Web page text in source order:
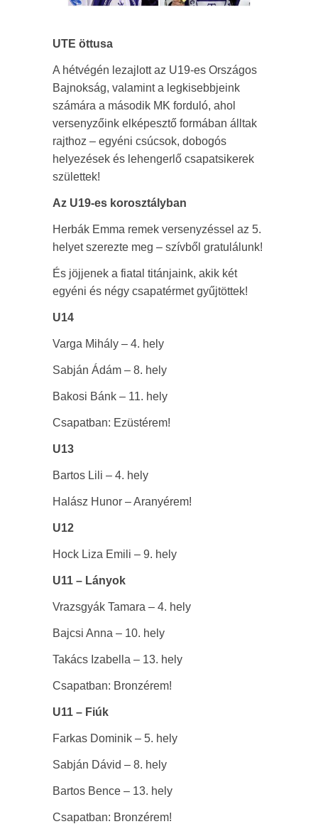
UTE öttusa
A hétvégén lezajlott az U19-es Országos
Bajnokság, valamint a legkisebbjeink
számára a második MK forduló, ahol
versenyzőink elképesztő formában álltak
rajthoz – egyéni csúcsok, dobogós
helyezések és lehengerlő csapatsikerek
születtek!
Az U19-es korosztályban
Herbák Emma remek versenyzéssel az 5.
helyet szerezte meg – szívből gratulálunk!
És jöjjenek a fiatal titánjaink, akik két
egyéni és négy csapatérmet gyűjtöttek!
U14
Varga Mihály – 4. hely
Sabján Ádám – 8. hely
Bakosi Bánk – 11. hely
Csapatban: Ezüstérem!
U13
Bartos Lili – 4. hely
Halász Hunor – Aranyérem!
U12
Hock Liza Emili – 9. hely
U11 – Lányok
Vrazsgyák Tamara – 4. hely
Bajcsi Anna – 10. hely
Takács Izabella – 13. hely
Csapatban: Bronzérem!
U11 – Fiúk
Farkas Dominik – 5. hely
Sabján Dávid – 8. hely
Bartos Bence – 13. hely
Csapatban: Bronzérem!